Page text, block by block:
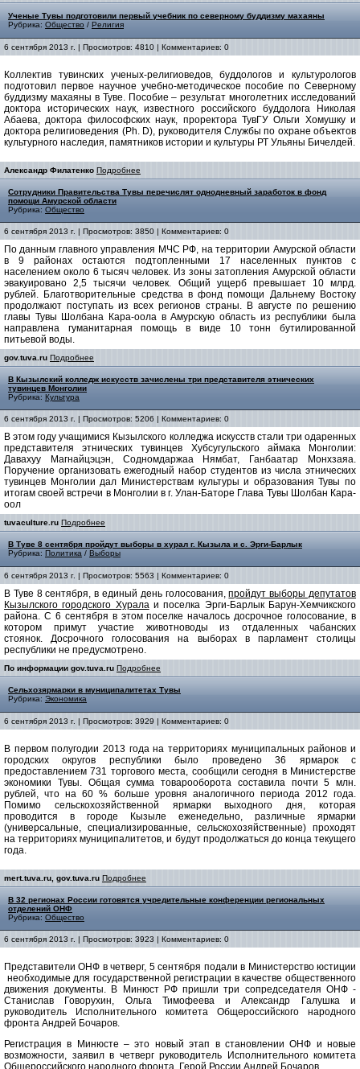
Ученые Тувы подготовили первый учебник по северному буддизму махаяны
Рубрика: Общество / Религия
6 сентября 2013 г. | Просмотров: 4810 | Комментариев: 0
Коллектив тувинских ученых-религиоведов, буддологов и культурологов
подготовил первое научное учебно-методическое пособие по Северному
буддизму махаяны в Туве. Пособие – результат многолетних исследований
доктора исторических наук, известного российского буддолога Николая
Абаева, доктора философских наук, проректора ТувГУ Ольги Хомушку и
доктора религиоведения (Ph. D), руководителя Службы по охране объектов
культурного наследия, памятников истории и культуры РТ Ульяны Бичелдей.
Александр Филатенко Подробнее
Сотрудники Правительства Тувы перечислят однодневный заработок в фонд
помощи Амурской области
Рубрика: Общество
6 сентября 2013 г. | Просмотров: 3850 | Комментариев: 0
По данным главного управления МЧС РФ, на территории Амурской области
в 9 районах остаются подтопленными 17 населенных пунктов с
населением около 6 тысяч человек. Из зоны затопления Амурской области
эвакуировано 2,5 тысячи человек. Общий ущерб превышает 10 млрд.
рублей. Благотворительные средства в фонд помощи Дальнему Востоку
продолжают поступать из всех регионов страны. В августе по решению
главы Тувы Шолбана Кара-оола в Амурскую область из республики была
направлена гуманитарная помощь в виде 10 тонн бутилированной
питьевой воды.
gov.tuva.ru Подробнее
В Кызылский колледж искусств зачислены три представителя этнических
тувинцев Монголии
Рубрика: Культура
6 сентября 2013 г. | Просмотров: 5206 | Комментариев: 0
В этом году учащимися Кызылского колледжа искусств стали три одаренных
представителя этнических тувинцев Хубсугульского аймака Монголии:
Давахуу Магнайцэцэн, Содномдаржаа Нямбат, Ганбаатар Монхзаяа.
Поручение организовать ежегодный набор студентов из числа этнических
тувинцев Монголии дал Министерствам культуры и образования Тувы по
итогам своей встречи в Монголии в г. Улан-Баторе Глава Тувы Шолбан Кара-
оол
tuvaculture.ru Подробнее
В Туве 8 сентября пройдут выборы в хурал г. Кызыла и с. Эрги-Барлык
Рубрика: Политика / Выборы
6 сентября 2013 г. | Просмотров: 5563 | Комментариев: 0
В Туве 8 сентября, в единый день голосования,пройдут выборы депутатов
Кызылского городского Хуралаи поселка Эрги-Барлык Барун-Хемчикского
района. С 6 сентября в этом поселке началось досрочное голосование, в
котором примут участие животноводы из отдаленных чабанских
стоянок. Досрочного голосования на выборах в парламент столицы
республики не предусмотрено.
По информации gov.tuva.ru Подробнее
Сельхозярмарки в муниципалитетах Тувы
Рубрика: Экономика
6 сентября 2013 г. | Просмотров: 3929 | Комментариев: 0
В первом полугодии 2013 года на территориях муниципальных районов и
городских округов республики было проведено 36 ярмарок с
предоставлением 731 торгового места, сообщили сегодня в Министерстве
экономики Тувы. Общая сумма товарооборота составила почти 5 млн.
рублей, что на 60 % больше уровня аналогичного периода 2012 года.
Помимо сельскохозяйственной ярмарки выходного дня, которая
проводится в городе Кызыле еженедельно, различные ярмарки
(универсальные, специализированные, сельскохозяйственные) проходят
на территориях муниципалитетов, и будут продолжаться до конца текущего
года.
mert.tuva.ru, gov.tuva.ru Подробнее
В 32 регионах России готовятся учредительные конференции региональных
отделений ОНФ
Рубрика: Общество
6 сентября 2013 г. | Просмотров: 3923 | Комментариев: 0
Представители ОНФ в четверг, 5 сентября подали в Министерство юстиции
необходимые для государственной регистрации в качестве общественного
движения документы. В Минюст РФ пришли три сопредседателя ОНФ -
Станислав Говорухин, Ольга Тимофеева и Александр Галушка и
руководитель Исполнительного комитета Общероссийского народного
фронта Андрей Бочаров.
Регистрация в Минюсте – это новый этап в становлении ОНФ и новые
возможности, заявил в четверг руководитель Исполнительного комитета